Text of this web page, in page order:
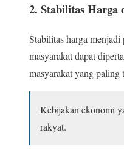
2. Stabilitas Harga
Stabilitas harga
masyarakat dapat
masyarakat yang paling
Kebijakan ekonomi
rakyat.